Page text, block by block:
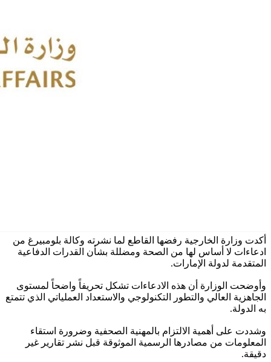
أكدت وزارة الخارجية رفضها القاطع لما نشرته وكالة بلومبيرغ من
ادعاءات لا أساس لها من الصحة ومضللة بشأن القدرات الدفاعية
المتقدمة لدولة الإمارات.
وأوضحت الوزارة أن هذه الادعاءات تشكل تحريفاً واضحاً لمستوى
الجاهزية العالي والتطور التكنولوجي والاستعداد العملياتي الذي تتمتع
به الدولة.
وشددت على أهمية الالتزام بالمهنية الصحفية وضرورة استقاء
المعلومات من مصادرها الرسمية الموثوقة قبل نشر تقارير غير
دقيقة.